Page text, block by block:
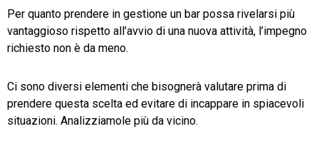
Per quanto prendere in gestione un bar possa rivelarsi più
vantaggioso rispetto all’avvio di una nuova attività, l’impegno
richiesto non è da meno.
Ci sono diversi elementi che bisognerà valutare prima di
prendere questa scelta ed evitare di incappare in spiacevoli
situazioni. Analizziamole più da vicino.